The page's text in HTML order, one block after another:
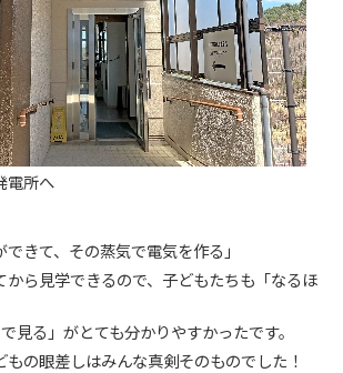
電所へ
できて、その蒸気で電気を作る」
から見学できるので、子どもたちも「なるほ
見る」がとても分かりやすかったです。
もの眼差しはみんな真剣そのものでした！